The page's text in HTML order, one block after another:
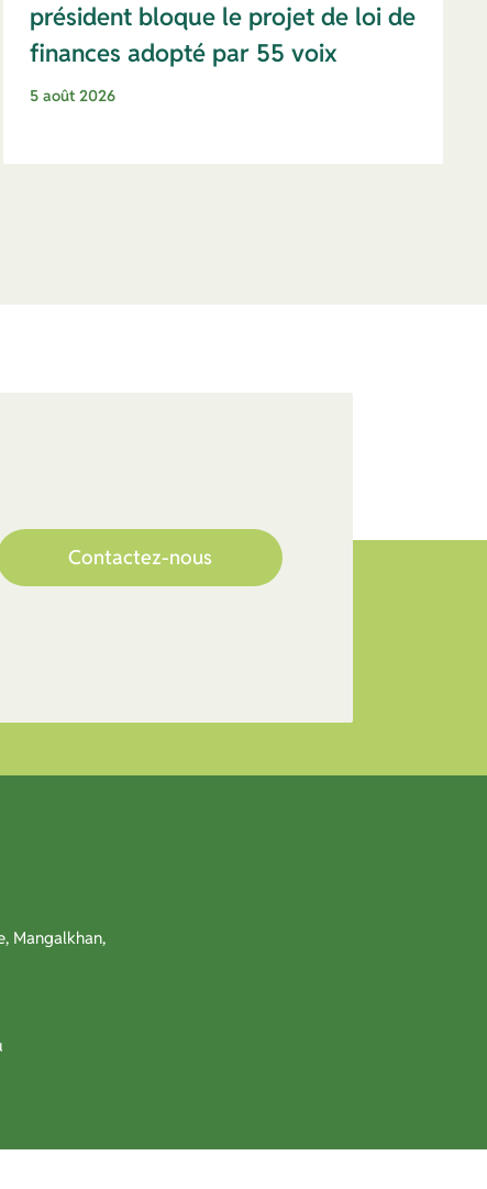
président bloque le projet de loi de
finances adopté par 55 voix
5 août 2026
Contactez-nous
Mangalkhan,